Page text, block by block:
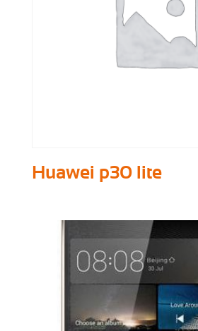
Huawei p30 lite